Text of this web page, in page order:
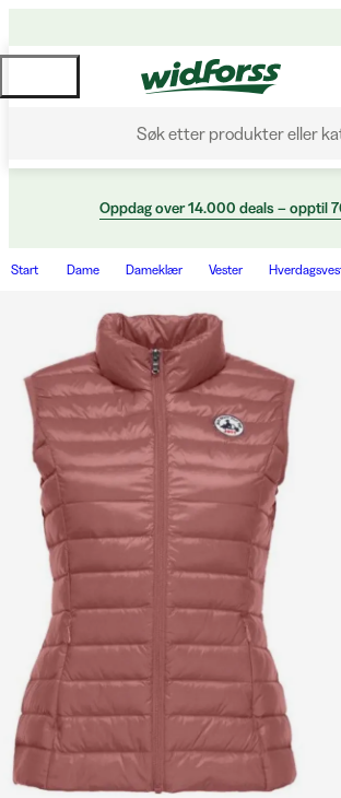
Søk etter produkter eller
Oppdag over 14.000 deals – opptil
Start Dame Dameklær Vester